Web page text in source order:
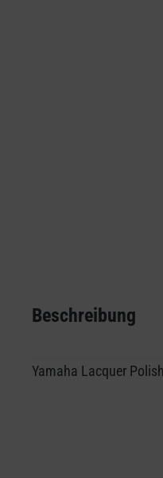
Beschreibung
Yamaha Lacquer